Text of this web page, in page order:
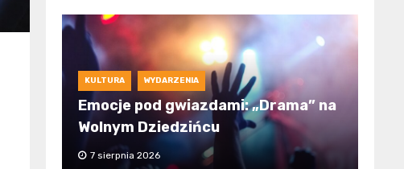
KULTURA WYDARZENIA
Emocje pod gwiazdami: „Drama” na
Wolnym Dziedzińcu
7 sierpnia 2026